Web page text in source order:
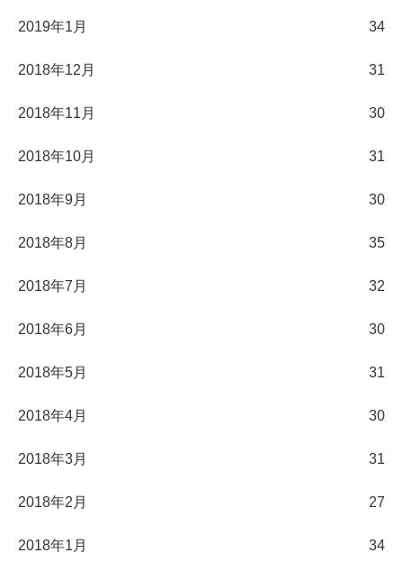
2019年1月 34
2018年12月 31
2018年11月 30
2018年10月 31
2018年9月 30
2018年8月 35
2018年7月 32
2018年6月 30
2018年5月 31
2018年4月 30
2018年3月 31
2018年2月 27
2018年1月 34